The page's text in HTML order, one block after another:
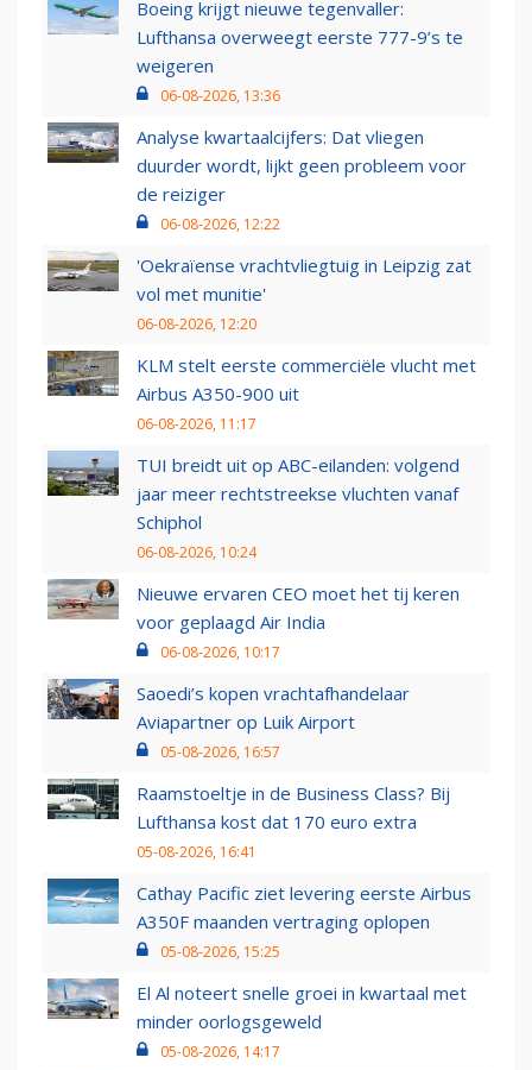
Boeing krijgt nieuwe tegenvaller:
Lufthansa overweegt eerste 777-9’s te
weigeren
06-08-2026, 13:36
Analyse kwartaalcijfers: Dat vliegen
duurder wordt, lijkt geen probleem voor
de reiziger
06-08-2026, 12:22
'Oekraïense vrachtvliegtuig in Leipzig zat
vol met munitie'
06-08-2026, 12:20
KLM stelt eerste commerciële vlucht met
Airbus A350-900 uit
06-08-2026, 11:17
TUI breidt uit op ABC-eilanden: volgend
jaar meer rechtstreekse vluchten vanaf
Schiphol
06-08-2026, 10:24
Nieuwe ervaren CEO moet het tij keren
voor geplaagd Air India
06-08-2026, 10:17
Saoedi’s kopen vrachtafhandelaar
Aviapartner op Luik Airport
05-08-2026, 16:57
Raamstoeltje in de Business Class? Bij
Lufthansa kost dat 170 euro extra
05-08-2026, 16:41
Cathay Pacific ziet levering eerste Airbus
A350F maanden vertraging oplopen
05-08-2026, 15:25
El Al noteert snelle groei in kwartaal met
minder oorlogsgeweld
05-08-2026, 14:17